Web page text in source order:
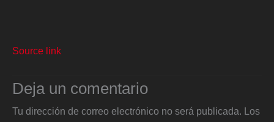
Source link
Deja un comentario
Tu dirección de correo electrónico no será publicada. Los